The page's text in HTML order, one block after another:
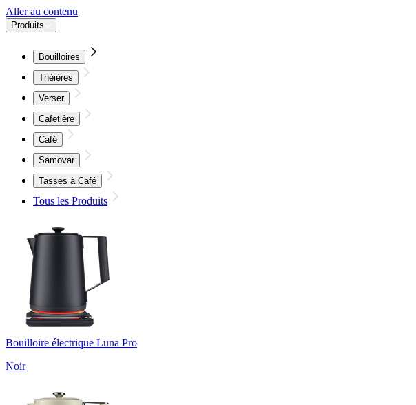
Aller au contenu
Produits
Bouilloires
Théières
Verser
Cafetière
Café
Samovar
Tasses à Café
Tous les Produits
Bouilloire électrique Luna Pro
Noir